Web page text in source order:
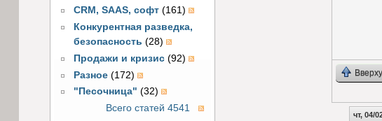
CRM, SAAS, софт (161)
Конкурентная разведка,
безопасность (28)
Продажи и кризис (92)
Разное (172)
"Песочница" (32)
Всего статей 4541
Вверху
чт, 04/